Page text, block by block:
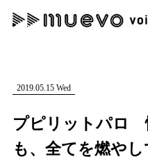
記事を検索する
"読者の声を形にする”
2019.05.15 Wed
プピリットパロ
も、全てを燃やし